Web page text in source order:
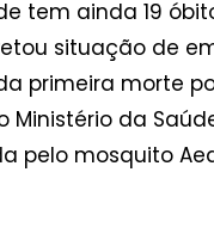
tem ainda 19
situação de
primeira morte
da
pelo mosquito